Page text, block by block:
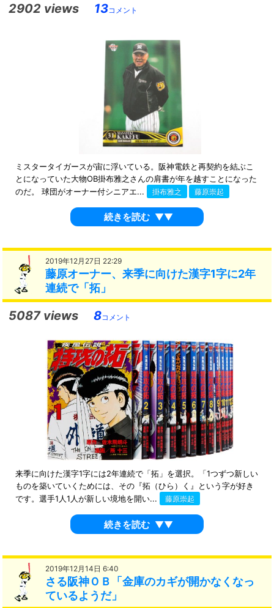
2902 views 13コメント
ミスタータイガースが宙に浮いている。阪神電鉄と再契約を結ぶこ
とになっていた大物OB掛布雅之さんの肩書が年を越すことになった
のだ。 球団がオーナー付シニアエ...
掛布雅之 藤原崇起
続きを読む ▼▼
2019年12月27日 22:29
藤原オーナー、来季に向けた漢字1字に2年
連続で「拓」
5087 views 8コメント
来季に向けた漢字1字には2年連続で「拓」を選択。「1つずつ新しい
ものを築いていくためには、その『拓（ひら）く』という字が好き
です。選手1人1人が新しい境地を開い...
藤原崇起
続きを読む ▼▼
2019年12月14日 6:40
さる阪神ＯＢ「金庫のカギが開かなくなっ
ているようだ」